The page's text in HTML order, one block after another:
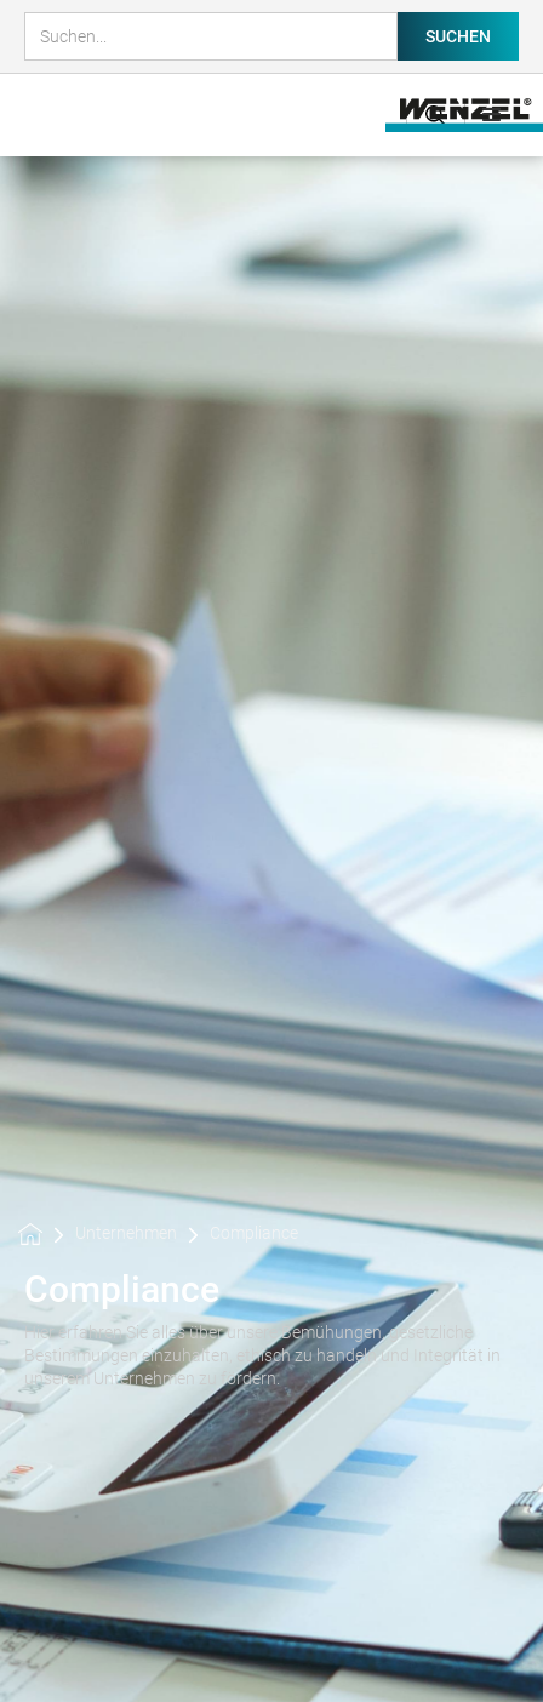
Unternehmen Compliance
Compliance
Hier erfahren Sie alles über unsere Bemühungen, gesetzliche
Bestimmungen einzuhalten, ethisch zu handeln und Integrität in
unserem Unternehmen zu fördern.